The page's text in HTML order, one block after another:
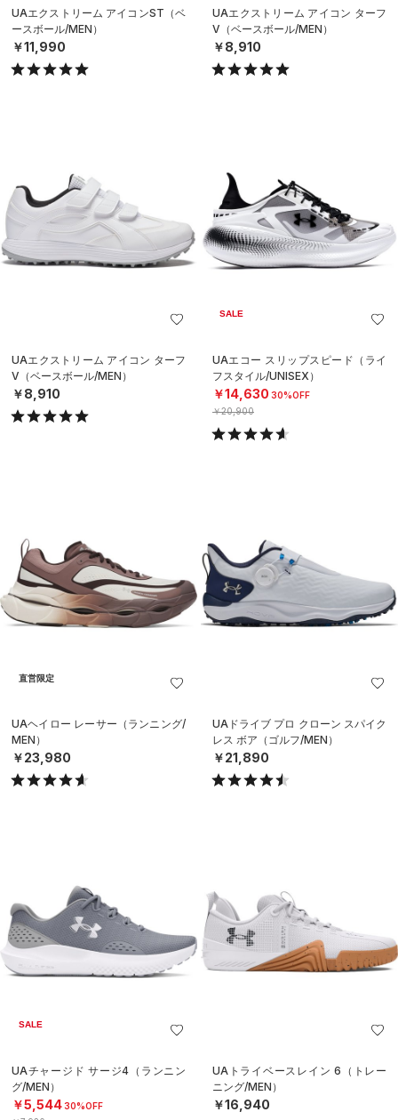
UAエクストリーム アイコンST（ベ
ースボール/MEN）
￥11,990
UAエクストリーム アイコン ターフ
V（ベースボール/MEN）
￥8,910
UAエクストリーム アイコン ターフ
V（ベースボール/MEN）
￥8,910
SALE
UAエコー スリップスピード（ライ
フスタイル/UNISEX）
￥14,630 30%OFF
￥20,900
直営限定
UAヘイロー レーサー（ランニング/
MEN）
￥23,980
UAドライブ プロ クローン スパイク
レス ボア（ゴルフ/MEN）
￥21,890
SALE
UAチャージド サージ4（ランニン
グ/MEN）
￥5,54430%OFF
UAトライベースレイン 6（トレー
ニング/MEN）
￥16,940